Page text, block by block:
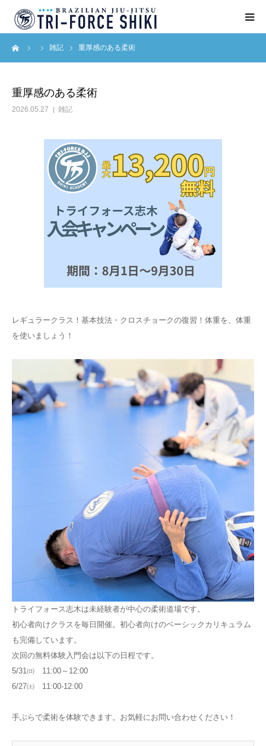
雑記 重厚感のある柔術
重厚感のある柔術
2026.05.27 雑記
レギュラークラス！基本技法・クロスチョークの復習！体重を、体重
を使いましょう！
トライフォース志木は未経験者が中心の柔術道場です。
初心者向けクラスを毎日開催。初心者向けのベーシックカリキュラム
も完備しています。
次回の無料体験入門会は以下の日程です。
5/31㈰ 11:00～12:00
6/27㈯ 11:00-12:00
手ぶらで柔術を体験できます。お気軽にお問い合わせください！
ABOUT
BLOG
アクセス
English